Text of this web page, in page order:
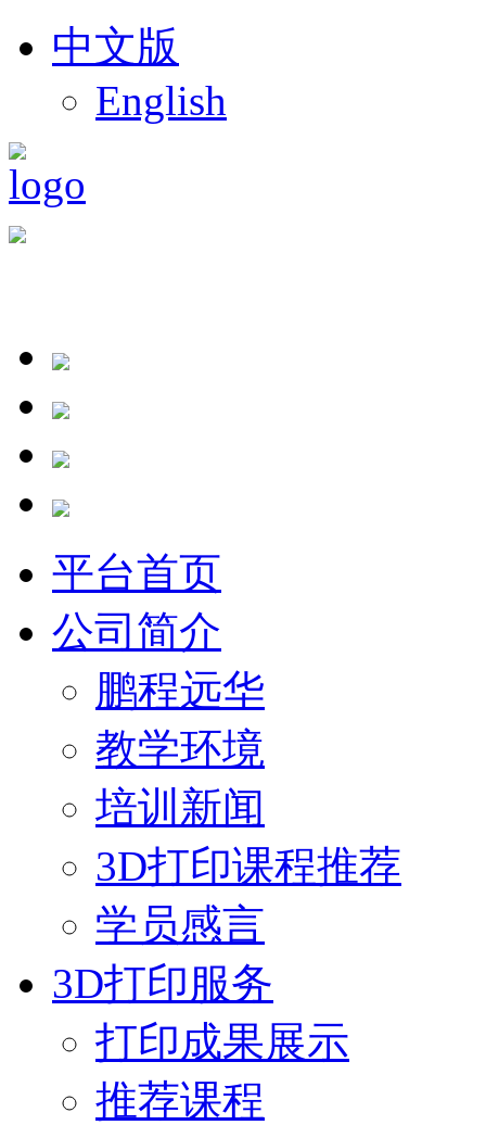
中文版
English
平台首页
公司简介
鹏程远华
教学环境
培训新闻
3D打印课程推荐
学员感言
3D打印服务
打印成果展示
推荐课程